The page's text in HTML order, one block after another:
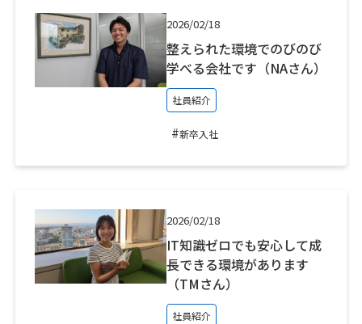
2026/02/18
整えられた環境でのびのび
学べる会社です（NAさん）
社員紹介
#新卒入社
2026/02/18
IT知識ゼロでも安心して成
長できる環境があります
（TMさん）
社員紹介